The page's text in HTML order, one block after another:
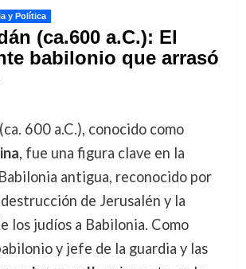
y Política
(ca.600 a.C.): El
babilonio que arrasó
600 a.C.), conocido como
, fue una figura clave en la
antigua, reconocido por
de Jerusalén y la
los judíos a Babilonia. Como
y jefe de la guardia y las